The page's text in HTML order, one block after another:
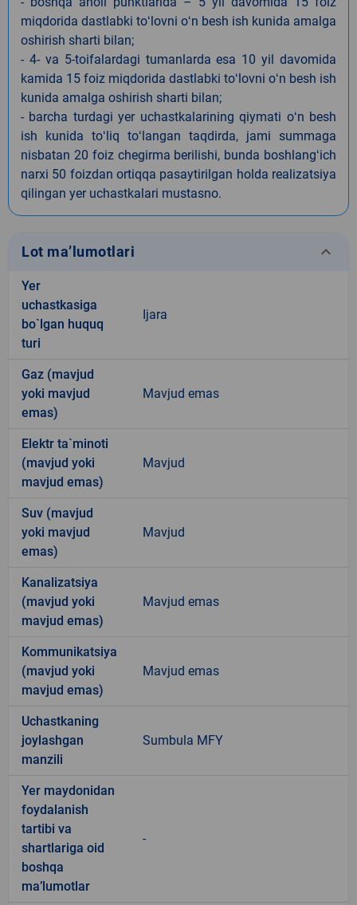
miqdorida dastlabki toʻlovni oʻn besh ish kunida amalga
oshirish sharti bilan;
- 4- va 5-toifalardagi tumanlarda esa 10 yil davomida
kamida 15 foiz miqdorida dastlabki toʻlovni oʻn besh ish
kunida amalga oshirish sharti bilan;
- barcha turdagi yer uchastkalarining qiymati oʻn besh
ish kunida toʻliq toʻlangan taqdirda, jami summaga
nisbatan 20 foiz chegirma berilishi, bunda boshlangʻich
narxi 50 foizdan ortiqqa pasaytirilgan holda realizatsiya
qilingan yer uchastkalari mustasno.
Lot ma’lumotlari keyboard_arrow_down
Yer
uchastkasiga
bo`lgan huquq
turi
Ijara
Gaz (mavjud
yoki mavjud
emas)
Mavjud emas
Elektr ta`minoti
(mavjud yoki
mavjud emas)
Mavjud
Suv (mavjud
yoki mavjud
emas)
Mavjud
Kanalizatsiya
(mavjud yoki
mavjud emas)
Mavjud emas
Kommunikatsiya
(mavjud yoki
mavjud emas)
Mavjud emas
Uchastkaning
joylashgan
manzili
Sumbula MFY
Yer maydonidan
foydalanish
tartibi va
shartlariga oid
boshqa
ma’lumotlar
-